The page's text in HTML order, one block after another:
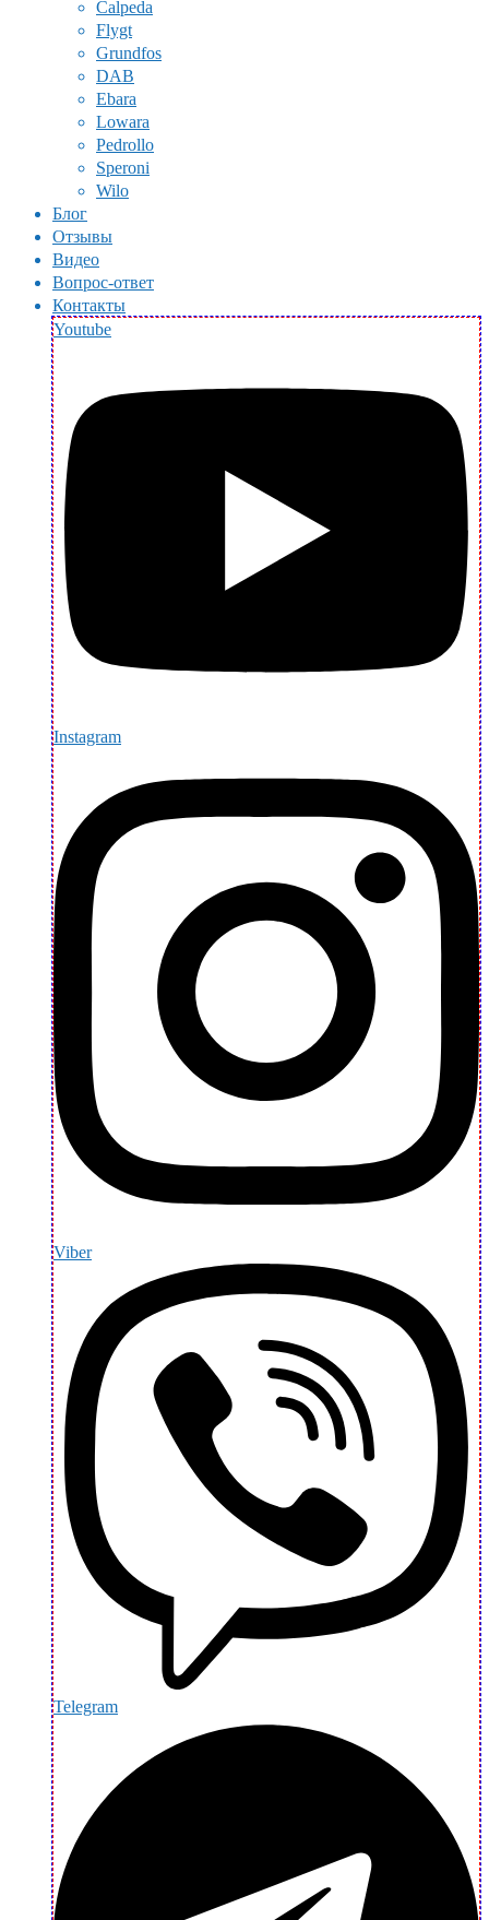
Calpeda
Flygt
Grundfos
DAB
Ebara
Lowara
Pedrollo
Speroni
Wilo
Блог
Отзывы
Видео
Вопрос-ответ
Контакты
Youtube
Instagram
Viber
Telegram